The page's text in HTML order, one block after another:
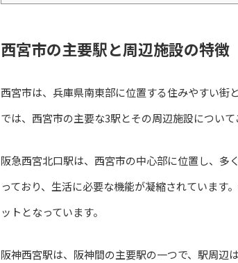
西宮市の主要駅と周辺施設の特徴
西宮市は、兵庫県南東部に位置する住みやすい街
では、西宮市の主要な3駅とその周辺施設について
阪急西宮北口駅は、西宮市の中心部に位置し、多
っており、生活に必要な機能が凝縮されています
ットとなっています。
阪神西宮駅は、阪神間の主要駅の一つで、駅周辺